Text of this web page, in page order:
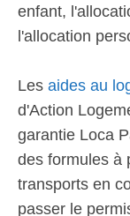
enfant,
l'allocation
Les aides au
d'Action
garantie Loca
des formules à
transports en
passer le